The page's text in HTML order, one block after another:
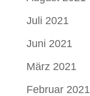
Juli 2021
Juni 2021
März 2021
Februar 2021